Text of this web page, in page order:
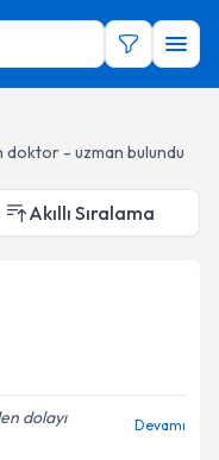
doktor - uzman bulundu
Akıllı Sıralama
dolayı
Devamı